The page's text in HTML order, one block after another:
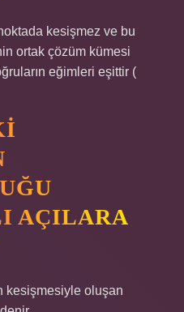
kesişmez ve bu
ortak çözüm kümesi
eğimleri eşittir (
AÇILARA
kesişmesiyle oluşan